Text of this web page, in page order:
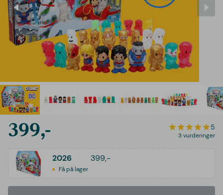
399,- 5
3 vurderinger
2026 399,-
Få på lager